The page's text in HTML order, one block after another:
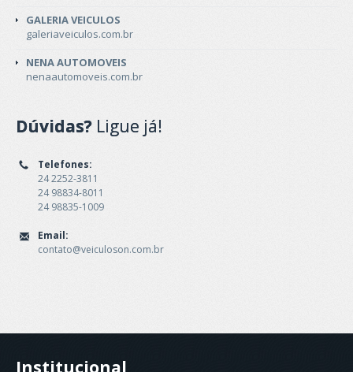
GALERIA VEICULOS
galeriaveiculos.com.br
NENA AUTOMOVEIS
nenaautomoveis.com.br
Dúvidas? Ligue já!
Telefones:
24 2252-3811
24 98834-8011
24 98835-1009
Email:
contato@veiculoson.com.br
Institucional